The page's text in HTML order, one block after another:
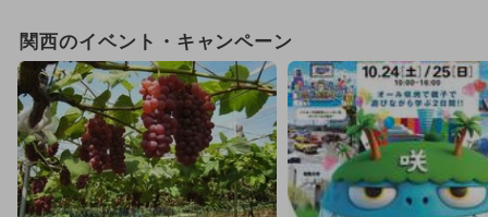
関西のイベント・キャンペーン